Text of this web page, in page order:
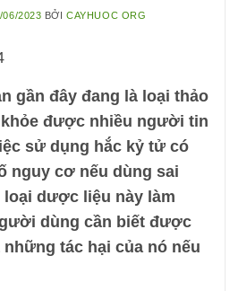
06/2023 BỞICAYHUOC ORG
gần đây đang là loại thảo
được nhiều người tin
sử dụng hắc kỷ tử có
nguy cơ nếu dùng sai
dược liệu này làm
dùng cần biết được
tác hại của nó nếu